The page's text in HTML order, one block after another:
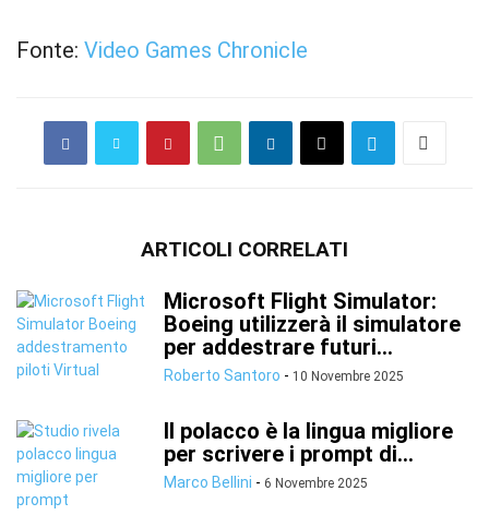
Fonte: Video Games Chronicle
ARTICOLI CORRELATI
Microsoft Flight Simulator:
Boeing utilizzerà il simulatore
per addestrare futuri...
Roberto Santoro - 10 Novembre 2025
Il polacco è la lingua migliore
per scrivere i prompt di...
Marco Bellini - 6 Novembre 2025